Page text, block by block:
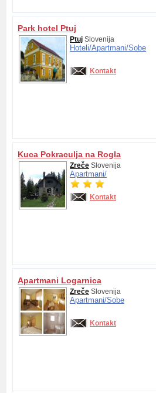
Park hotel Ptuj
Ptuj Slovenija
Hoteli/Apartmani/Sobe
Kontakt
Kuca Pokraculja na Rogla
Zreče Slovenija
Apartmani/
Kontakt
Apartmani Logarnica
Zreče Slovenija
Apartmani/Sobe
Kontakt